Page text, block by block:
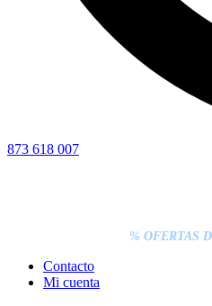
873 618 007
% OFERTAS
Contacto
Mi cuenta